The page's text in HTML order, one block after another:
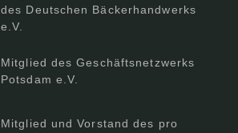
des Deutschen Bäckerhandwerks
e.V.
Mitglied des Geschäftsnetzwerks
Potsdam e.V.
Mitglied und Vorstand des pro